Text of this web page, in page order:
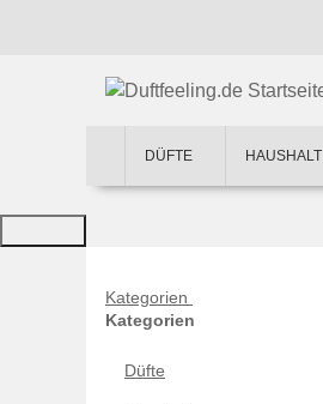
DÜFTE HAUSHALT
Kategorien
Kategorien
Düfte